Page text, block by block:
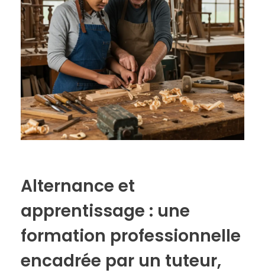
Alternance et
apprentissage : une
formation professionnelle
encadrée par un tuteur,